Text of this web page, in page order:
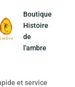
Boutique
Histoire
de
l'ambre
et service